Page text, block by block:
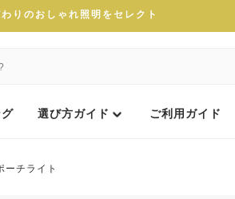
りのおしゃれ照明をセレクト
選び方ガイド ご利用ガイド
ーチライト